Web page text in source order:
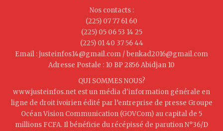
Nos contacts :
(225) 07 77 61 60
(225) 05 06 53 14 25
(225) 01 40 37 56 44
Email : justeinfos14@gmail.com / benkad2016@gmail.com
Adresse Postale : 10 BP 2856 Abidjan 10
QUI SOMMES NOUS?
www.justeinfos.net est un média d'information générale en
ligne de droit ivoirien édité par l’entreprise de presse Groupe
Océan Vision Communication (GOVCom) au capital de 5
millions FCFA. Il bénéficie du récépissé de parution N°36/D